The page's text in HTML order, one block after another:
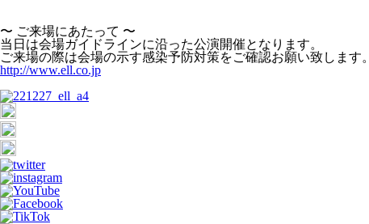
〜 ご来場にあたって 〜
当日は会場ガイドラインに沿った公演開催となります。
ご来場の際は会場の示す感染予防対策をご確認お願い致します。
http://www.ell.co.jp